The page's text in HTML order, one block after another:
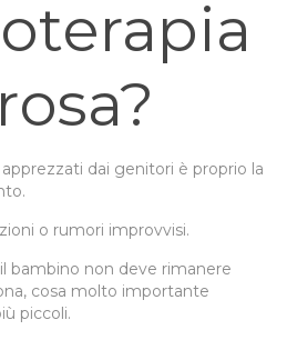
dai genitori è proprio la
o rumori improvvisi.
bambino non deve rimanere
cosa molto importante
piccoli.